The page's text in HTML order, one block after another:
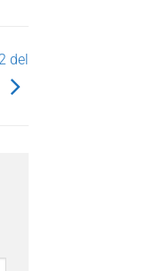
del